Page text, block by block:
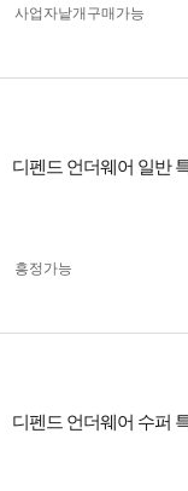
사업자 낱개구매가능
디펜드 언더웨어 일반
흥정가능
디펜드 언더웨어 수퍼